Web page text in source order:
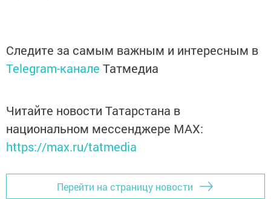
Следите за самым важным и интересным в
Telegram-канале Татмедиа
Читайте новости Татарстана в
национальном мессенджере MАХ:
https://max.ru/tatmedia
Перейти на страницу новости